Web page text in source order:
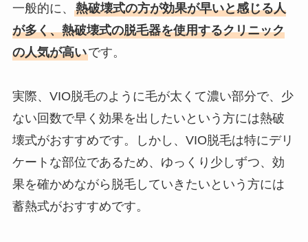
一般的に、 熱破壊式の方が効果が早いと感じる人
が多く、熱破壊式の脱毛器を使用するクリニック
の人気が高いです。
実際、VIO脱毛のように毛が太くて濃い部分で、少
ない回数で早く効果を出したいという方には熱破
壊式がおすすめです。しかし、VIO脱毛は特にデリ
ケートな部位であるため、ゆっくり少しずつ、効
果を確かめながら脱毛していきたいという方には
蓄熱式がおすすめです。